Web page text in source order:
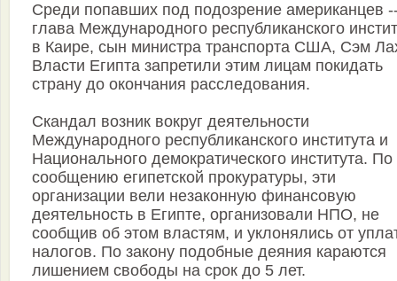
Среди попавших под подозрение американцев
глава Международного республиканского
в Каире, сын министра транспорта США, Сэм
Власти Египта запретили этим лицам покидать
страну до окончания расследования.
Скандал возник вокруг деятельности
Международного республиканского института и
Национального демократического института. По
сообщению египетской прокуратуры, эти
организации вели незаконную финансовую
деятельность в Египте, организовали НПО, не
сообщив об этом властям, и уклонялись от
налогов. По закону подобные деяния караются
лишением свободы на срок до 5 лет.